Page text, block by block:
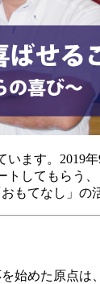
ます。
してもら
てなし」の
始めた原点